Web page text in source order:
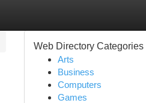
Web Directory Categories
Arts
Business
Computers
Games